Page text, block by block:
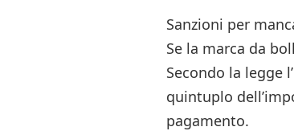
Sanzioni per
Se la marca da
Secondo la legge
quintuplo
pagamento.